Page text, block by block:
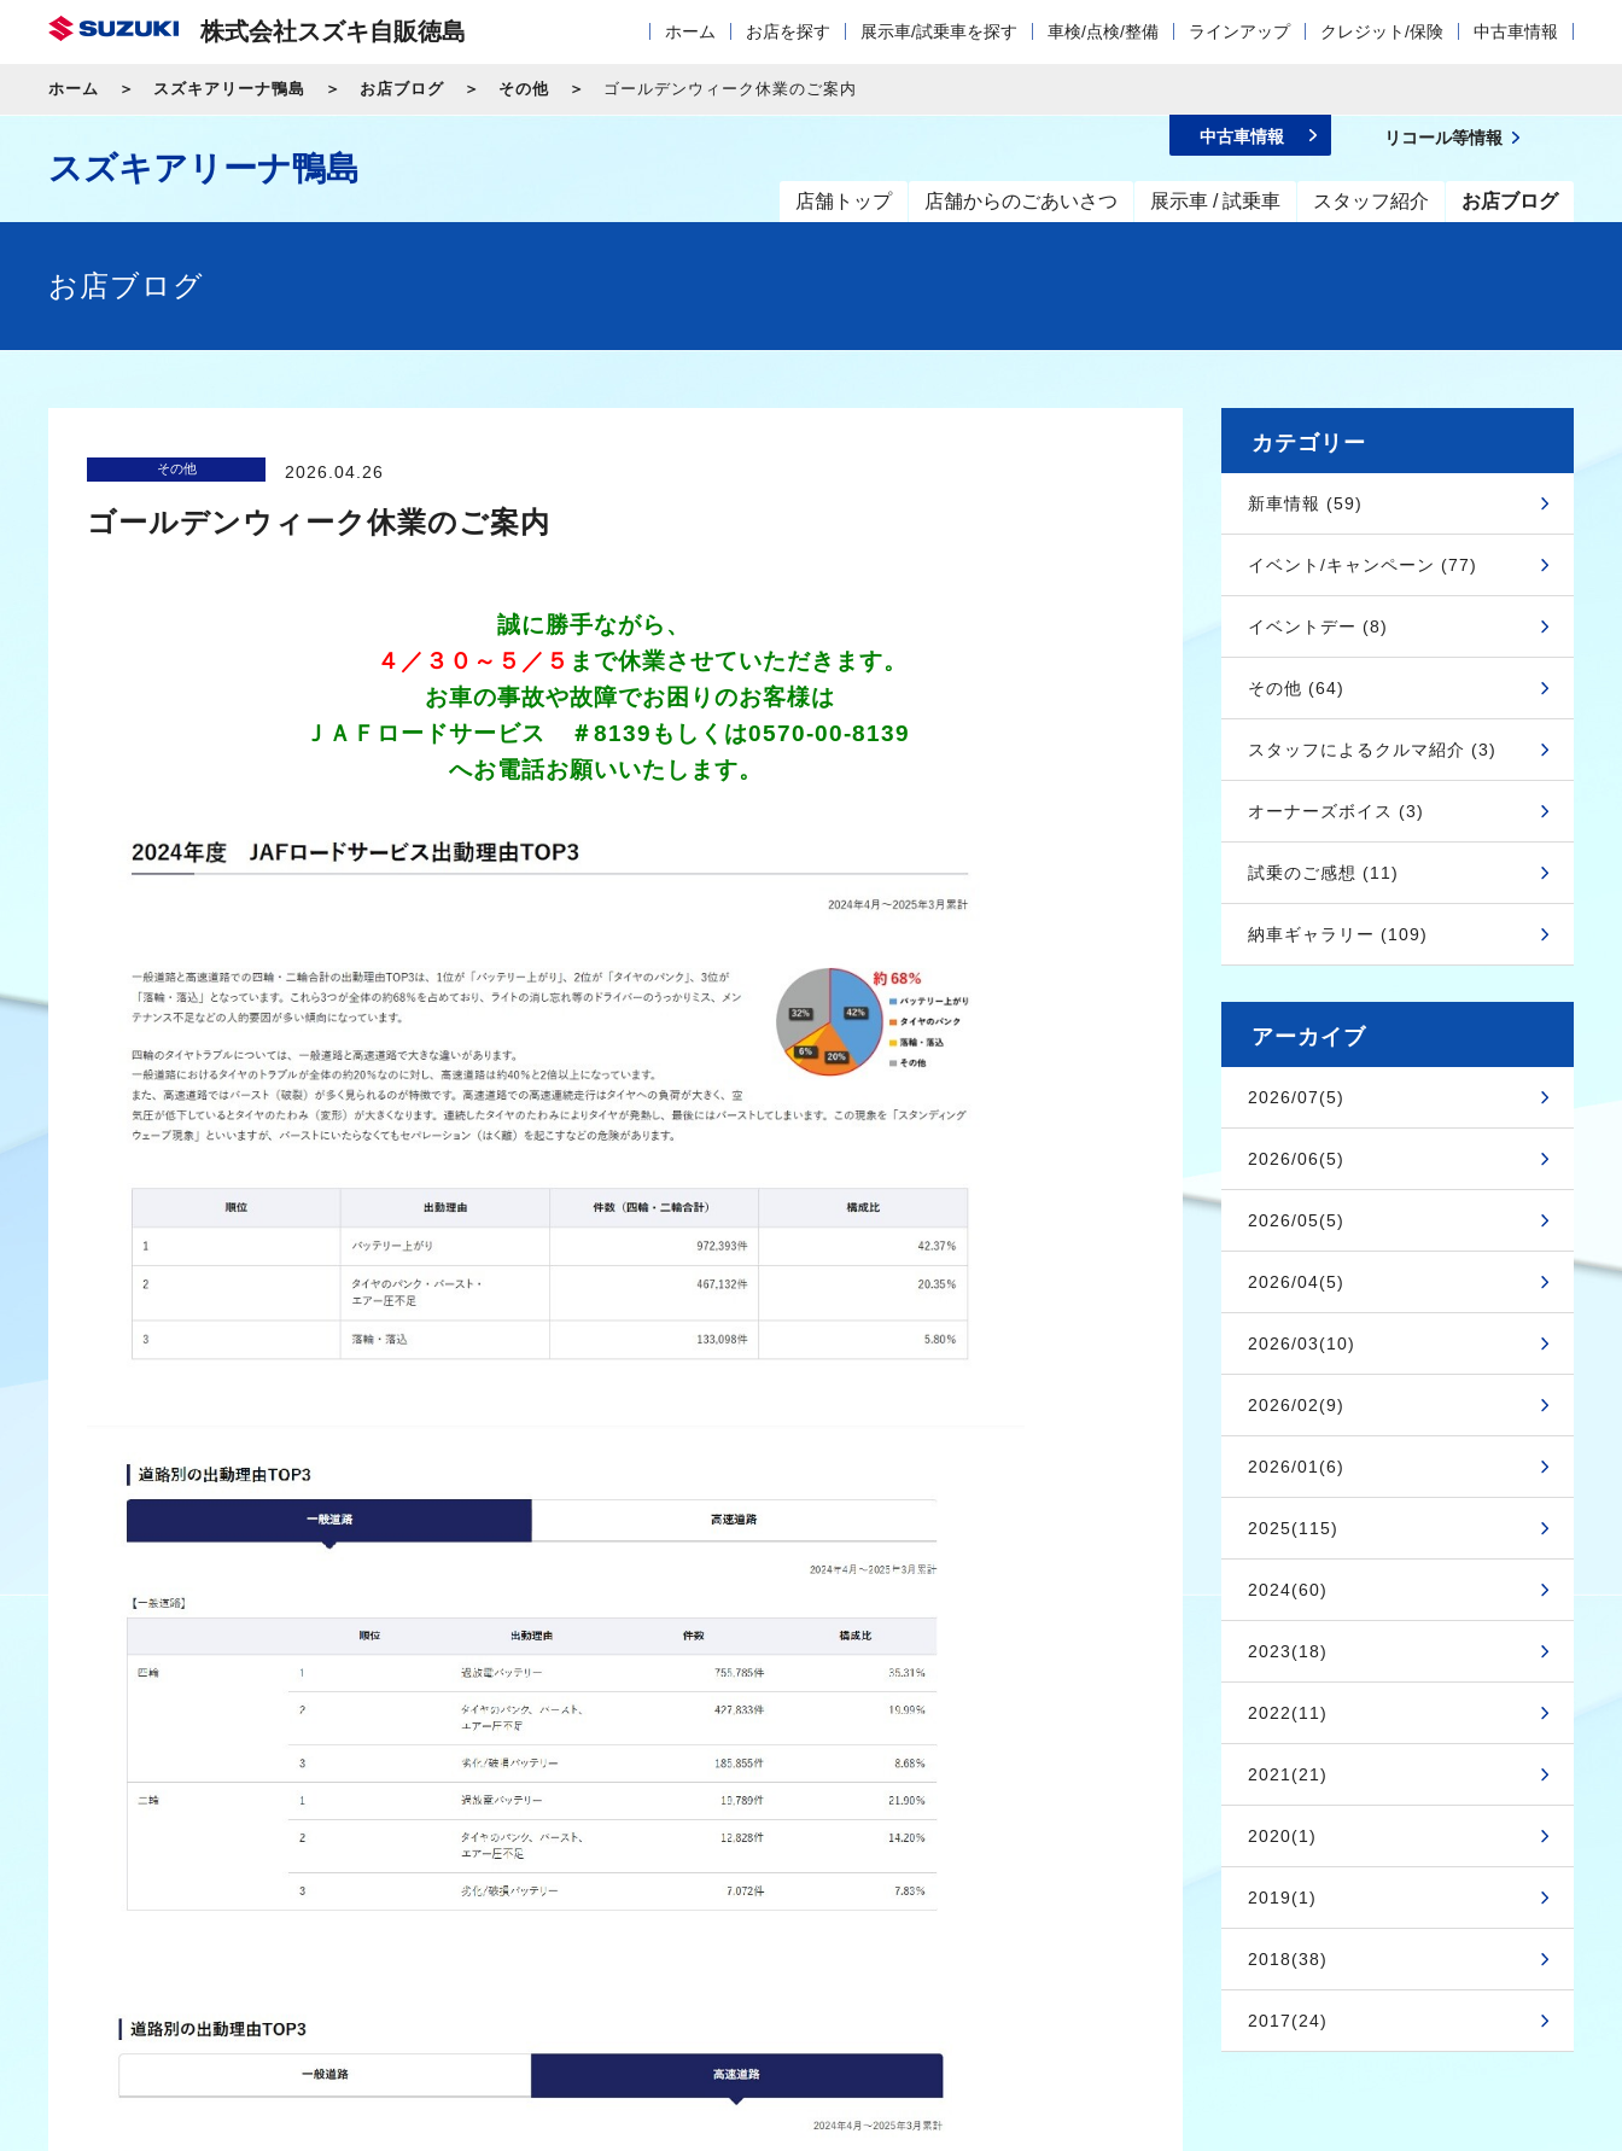
株式会社スズキ自販徳島 ホーム お店を探す 展示車/試乗車を探す 車検/点検/整備 ラインアップ クレジット/保険 中古車情報
ホーム スズキアリーナ鴨島 お店ブログ その他 ゴールデンウィーク休業のご案内
スズキアリーナ鴨島
店舗トップ 店舗からのごあいさつ 展示車 / 試乗車 スタッフ紹介 お店ブログ
中古車情報 リコール等情報
お店ブログ
その他 2026.04.26
ゴールデンウィーク休業のご案内
誠に勝手ながら、
４／３０～５／５ まで休業させていただきます。
お車の事故や故障でお困りのお客様は
ＪＡＦロードサービス ＃8139もしくは0570-00-8139
へお電話お願いいたします。
カテゴリー
新車情報 (59)
イベント/キャンペーン (77)
イベントデー (8)
その他 (64)
スタッフによるクルマ紹介 (3)
オーナーズボイス (3)
試乗のご感想 (11)
納車ギャラリー (109)
アーカイブ
2026/07(5)
2026/06(5)
2026/05(5)
2026/04(5)
2026/03(10)
2026/02(9)
2026/01(6)
2025(115)
2024(60)
2023(18)
2022(11)
2021(21)
2020(1)
2019(1)
2018(38)
2017(24)